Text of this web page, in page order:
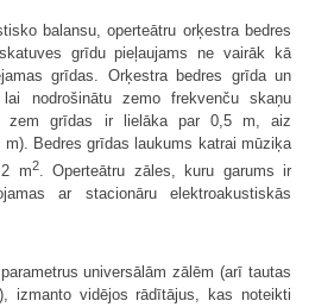
balansu, operteātru orķestra bedres
grīdu pieļaujams ne vairāk kā
grīdas. Orķestra bedres grīda un
nodrošinātu zemo frekvenču skaņu
zem grīdas ir lielāka par 0,5 m, aiz
Bedres grīdas laukums katrai mūziķa
m2. Operteātru zāles, kuru garums ir
ar stacionāru elektroakustiskās
universālām zālēm (arī tautas
izmanto vidējos rādītājus, kas noteikti